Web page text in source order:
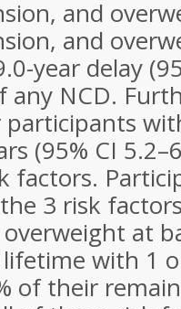
and
and
year delay
any NCD.
(95% CI
factors.
3 risk
at
with 1
of their